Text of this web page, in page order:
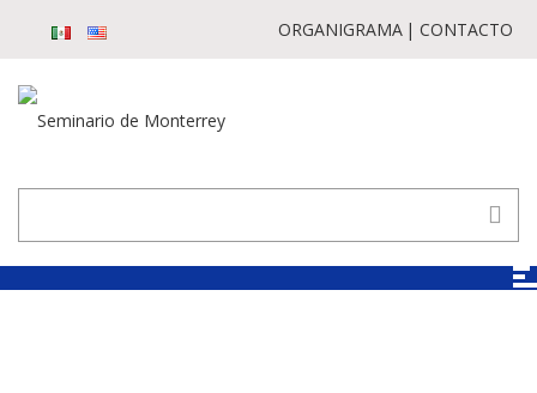
ORGANIGRAMA CONTACTO